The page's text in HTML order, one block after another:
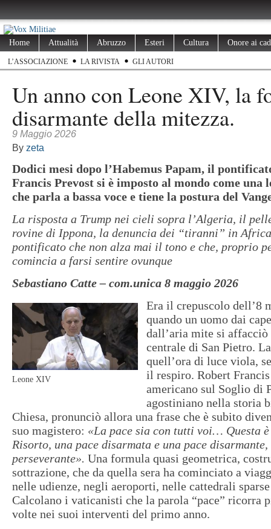
Home Attualità Abruzzo Esteri Cultura Onore ai
L’ASSOCIAZIONE LA RIVISTA GLI AUTORI
Un anno con Leone XIV, la
disarmante della mitezza.
9 Maggio 2026
By zeta
Dodici mesi dopo l’Habemus Papam, il
Francis Prevost si è imposto al mondo come una
che parla a bassa voce e tiene la postura del
La risposta a Trump nei cieli sopra l’Algeria, il
rovine di Ippona, la denuncia dei “tiranni” in
pontificato che non alza mai il tono e che, proprio
comincia a farsi sentire ovunque
Sebastiano Catte – com.unica 8 maggio 2026
Leone XIV
Era il crepuscolo dell’8
quando un uomo dai
dall’aria mite si
centrale di San Pietro.
quell’ora di luce viola,
il respiro. Robert
americano sul Soglio di
agostiniano nella storia
Chiesa, pronunciò allora una frase che è subito
suo magistero: «La pace sia con tutti voi… Questa
Risorto, una pace disarmata e una pace
perseverante». Una formula quasi geometrica,
sottrazione, che da quella sera ha cominciato a
nelle udienze, negli aeroporti, nelle cattedrali
Calcolano i vaticanisti che la parola “pace” ricorra
volte nei suoi interventi del primo anno.